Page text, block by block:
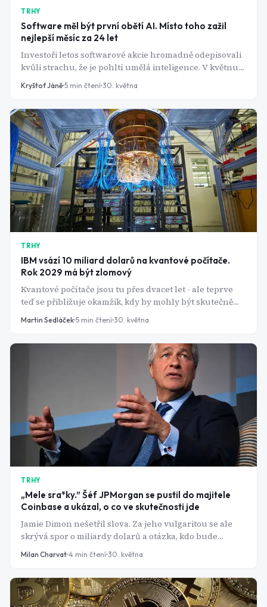
TRHY
Software měl být první obětí AI. Místo toho zažil
nejlepší měsíc za 24 let
Investoři letos softwarové akcie hromadně odepisovali
kvůli strachu, že je pohltí umělá inteligence. V květnu
však přišel rekordní obrat a růst.
Kryštof Jáně 5 min čtení 30. května
TRHY
IBM vsází 10 miliard dolarů na kvantové počítače.
Rok 2029 má být zlomový
Kvantové počítače jsou tu přes dvacet let - ale teprve
teď se přibližuje okamžik, kdy by mohly být skutečně
užitečné. IBM chce být u toho jako první.
Martin Sedláček 5 min čtení 30. května
TRHY
„Mele sra*ky.” Šéf JPMorgan se pustil do majitele
Coinbase a ukázal, o co ve skutečnosti jde
Jamie Dimon nešetřil slova. Za jeho vulgaritou se ale
skrývá spor o miliardy dolarů a otázka, kdo bude
ovládat peníze budoucnosti - banky, nebo kryptoburzy.
Milan Charvat 4 min čtení 30. května